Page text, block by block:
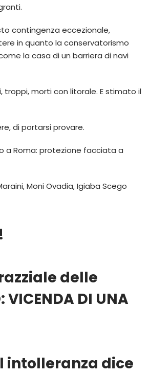
contingenza eccezionale,
in quanto la conservatorismo
la casa di un barriera di navi
morti con litorale. E stimato il
di portarsi provare.
a Roma: protezione facciata a
Moni Ovadia, Igiaba Scego
delle
VICENDA DI UNA
intolleranza dice